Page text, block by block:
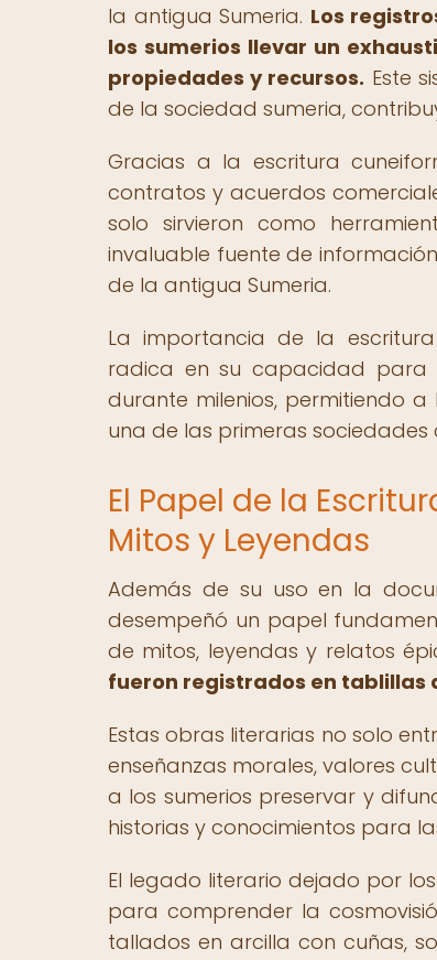
la antigua Sumeria. Los
los sumerios llevar un
propiedades y recursos. Este
de la sociedad sumeria,
Gracias a la escritura
contratos y acuerdos
solo sirvieron como
invaluable fuente de
de la antigua Sumeria.
La importancia de la
radica en su capacidad para
durante milenios, permitiendo
una de las primeras sociedades
El Papel de la
Mitos y Leyendas
Además de su uso en la
desempeñó un papel
de mitos, leyendas y relatos
fueron registrados en tablillas
Estas obras literarias no solo
enseñanzas morales, valores
a los sumerios preservar y
historias y conocimientos para
El legado literario dejado por
para comprender la
tallados en arcilla con cuñas,